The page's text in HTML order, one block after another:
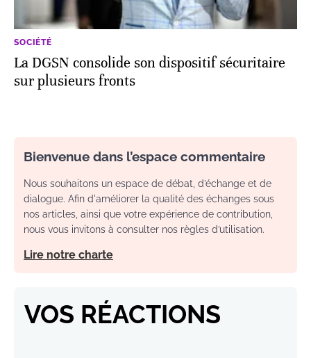
SOCIÉTÉ
La DGSN consolide son dispositif sécuritaire
sur plusieurs fronts
Bienvenue dans l’espace commentaire
Nous souhaitons un espace de débat, d’échange et de
dialogue. Afin d'améliorer la qualité des échanges sous
nos articles, ainsi que votre expérience de contribution,
nous vous invitons à consulter nos règles d’utilisation.
Lire notre charte
VOS RÉACTIONS